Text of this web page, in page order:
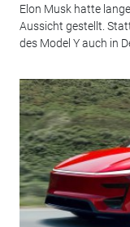
Elon Musk hatte
Aussicht gestellt.
des Model Y auch in